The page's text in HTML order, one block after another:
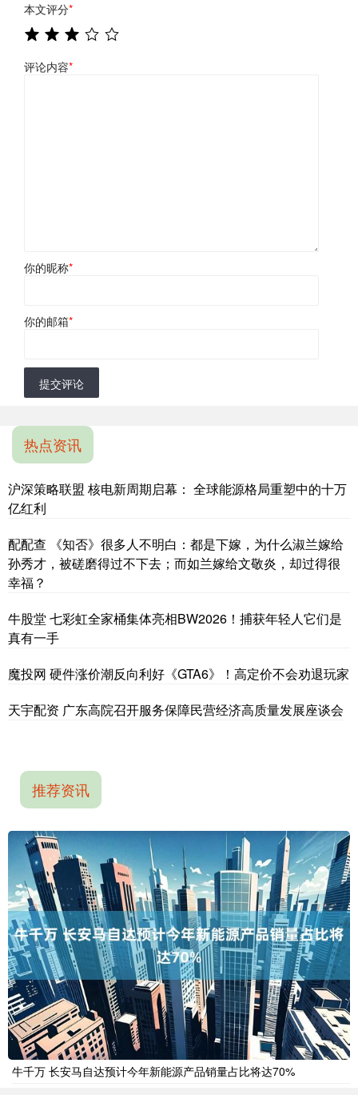
本文评分*
评论内容*
你的昵称*
你的邮箱*
提交评论
热点资讯
沪深策略联盟 核电新周期启幕： 全球能源格局重塑中的十万
亿红利
配配查 《知否》很多人不明白：都是下嫁，为什么淑兰嫁给
孙秀才，被磋磨得过不下去；而如兰嫁给文敬炎，却过得很
幸福？
牛股堂 七彩虹全家桶集体亮相BW2026！捕获年轻人它们是
真有一手
魔投网 硬件涨价潮反向利好《GTA6》！高定价不会劝退玩家
天宇配资 广东高院召开服务保障民营经济高质量发展座谈会
推荐资讯
牛千万 长安马自达预计今年新能源产品销量占比将达70%